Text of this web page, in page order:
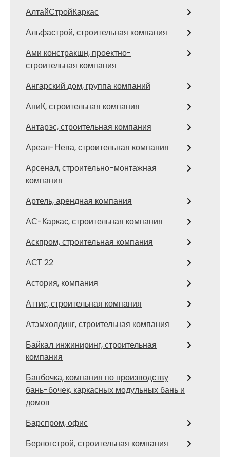
АлтайСтройКаркас
Альфастрой, строительная компания
Ами констракшн, проектно-
строительная компания
Ангарский дом, группа компаний
АниК, строительная компания
Антарэс, строительная компания
Ареал-Нева, строительная компания
Арсенал, строительно-монтажная
компания
Артель, арендная компания
АС-Каркас, строительная компания
Аскпром, строительная компания
АСТ 22
Астория, компания
Аттис, строительная компания
Атэмхолдинг, строительная компания
Байкал инжиниринг, строительная
компания
Банбочка, компания по производству
бань-бочек, каркасных модульных бань и
домов
Барспром, офис
Берлогстрой, строительная компания